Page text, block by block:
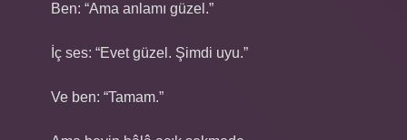
Ben: “Ama anlamı güzel.”
İç ses: “Evet güzel. Şimdi uyu.”
Ve ben: “Tamam.”